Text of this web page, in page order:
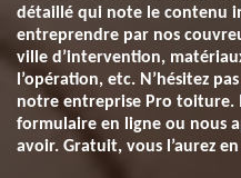
détaillé qui note le contenu
entreprendre par nos
ville d’intervention,
l’opération, etc. N’hésitez
notre entreprise Pro
formulaire en ligne ou nous
avoir. Gratuit, vous l’aurez